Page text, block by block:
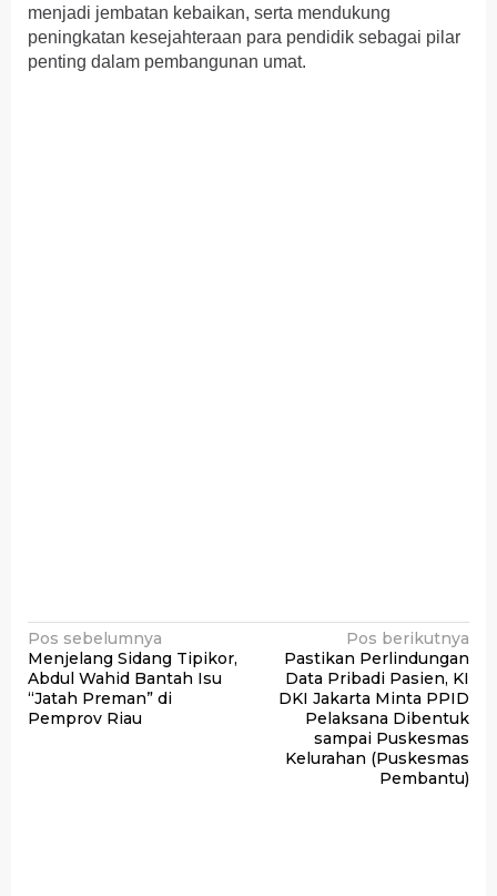
menjadi jembatan kebaikan, serta mendukung
peningkatan kesejahteraan para pendidik sebagai pilar
penting dalam pembangunan umat.
Navigasi
pos
Pos sebelumnya
Menjelang Sidang Tipikor,
Abdul Wahid Bantah Isu
“Jatah Preman” di
Pemprov Riau
Pos berikutnya
Pastikan Perlindungan
Data Pribadi Pasien, KI
DKI Jakarta Minta PPID
Pelaksana Dibentuk
sampai Puskesmas
Kelurahan (Puskesmas
Pembantu)